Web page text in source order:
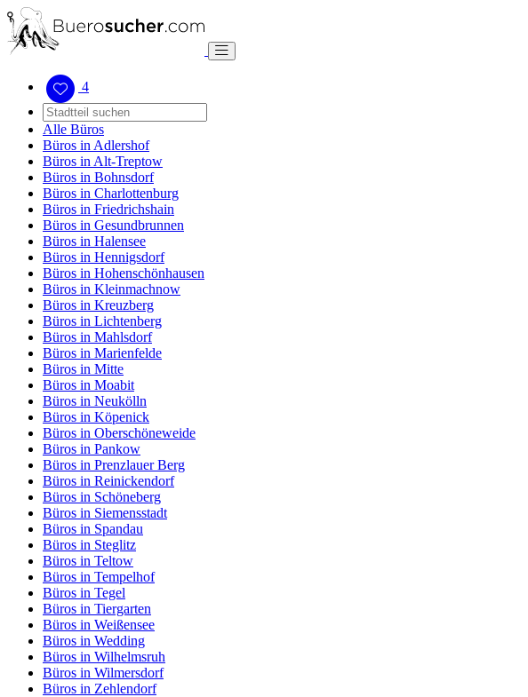
4
Alle Büros
Büros in Adlershof
Büros in Alt-Treptow
Büros in Bohnsdorf
Büros in Charlottenburg
Büros in Friedrichshain
Büros in Gesundbrunnen
Büros in Halensee
Büros in Hennigsdorf
Büros in Hohenschönhausen
Büros in Kleinmachnow
Büros in Kreuzberg
Büros in Lichtenberg
Büros in Mahlsdorf
Büros in Marienfelde
Büros in Mitte
Büros in Moabit
Büros in Neukölln
Büros in Köpenick
Büros in Oberschöneweide
Büros in Pankow
Büros in Prenzlauer Berg
Büros in Reinickendorf
Büros in Schöneberg
Büros in Siemensstadt
Büros in Spandau
Büros in Steglitz
Büros in Teltow
Büros in Tempelhof
Büros in Tegel
Büros in Tiergarten
Büros in Weißensee
Büros in Wedding
Büros in Wilhelmsruh
Büros in Wilmersdorf
Büros in Zehlendorf